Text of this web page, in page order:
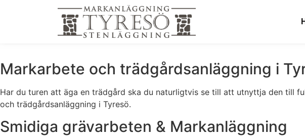
Markarbete och trädgårdsanläggning i
Har du turen att äga en trädgård ska du naturligtvis se till att utnyttja den till
och trädgårdsanläggning i Tyresö.
Smidiga grävarbeten & Markanläggning